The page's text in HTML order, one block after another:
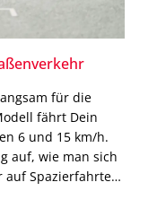
für die
fährt Dein
6 und 15 km/h.
auf, wie man sich
auf Spazierfahrten